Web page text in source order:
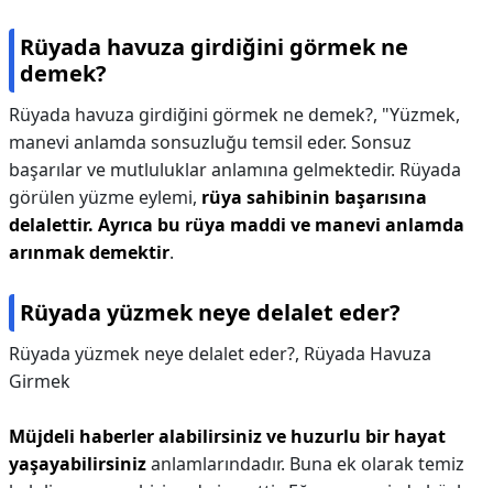
Rüyada havuza girdiğini görmek ne
demek?
Rüyada havuza girdiğini görmek ne demek?, "Yüzmek,
manevi anlamda sonsuzluğu temsil eder. Sonsuz
başarılar ve mutluluklar anlamına gelmektedir. Rüyada
görülen yüzme eylemi, rüya sahibinin başarısına
delalettir. Ayrıca bu rüya maddi ve manevi anlamda
arınmak demektir.
Rüyada yüzmek neye delalet eder?
Rüyada yüzmek neye delalet eder?, Rüyada Havuza
Girmek
Müjdeli haberler alabilirsiniz ve huzurlu bir hayat
yaşayabilirsinizanlamlarındadır. Buna ek olarak temiz